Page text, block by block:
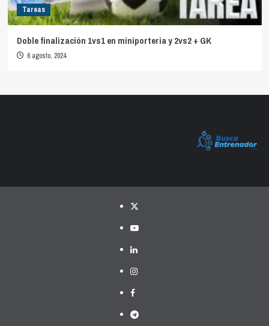
Tareas
Doble finalización 1vs1 en miniporteria y 2vs2 + GK
6 agosto, 2024
Twitter
YouTube
LinkedIn
Instagram
Facebook
Telegram